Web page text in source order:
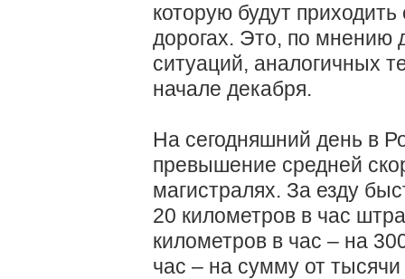
которую будут
дорогах. Это, по мнению
ситуаций, аналогичных
начале декабря.
На сегодняшний день в
превышение средней
магистралях. За езду
20 километров в час
километров в час – на
час – на сумму от